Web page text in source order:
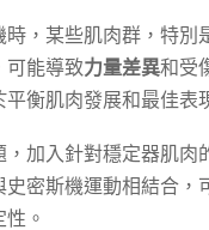
時，某些肌肉群，特別
可能導致力量差異和受
衡肌肉發展和最佳表
加入針對穩定器肌肉
史密斯機運動相結合，
。